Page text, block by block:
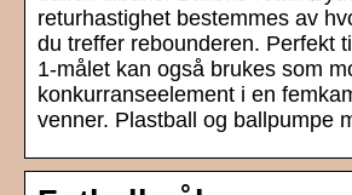
returhastighet bestemmes av
du treffer rebounderen. Perfekt
1-målet kan også brukes som
konkurranseelement i en
venner. Plastball og ballpumpe